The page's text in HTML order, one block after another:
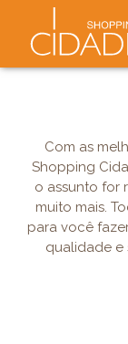
Com as
Shopping
o assunto for
muito mais.
para você
qualidade e